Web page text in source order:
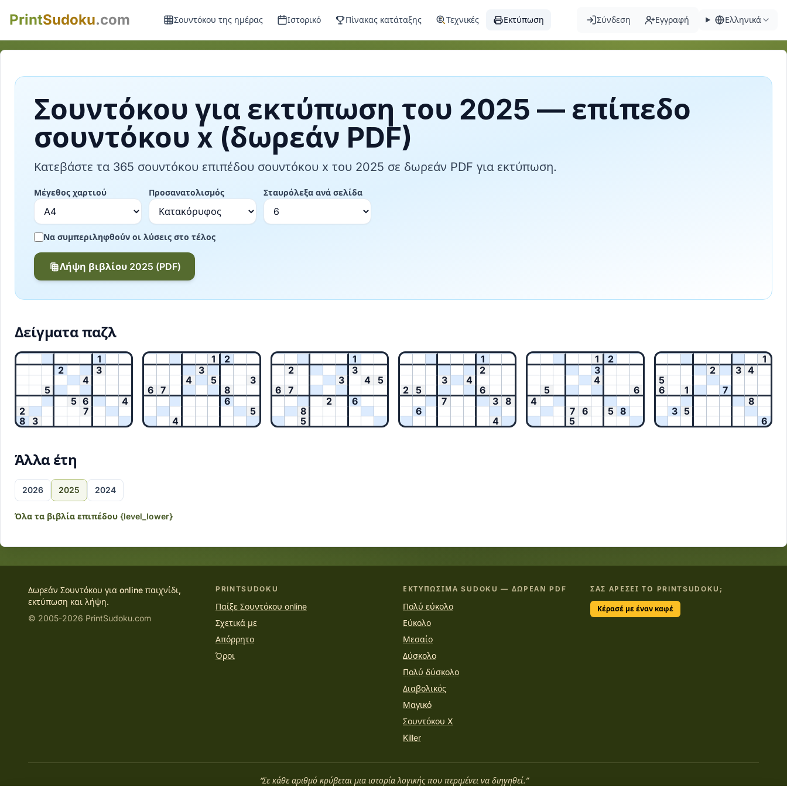
PrintSudoku.com Σουντόκου της ημέρας Ιστορικό Πίνακας κατάταξης Τεχνικές Εκτύπωση Σύνδεση Εγγραφή Ελληνικά
Σουντόκου για εκτύπωση του 2025 — επίπεδο
σουντόκου x (δωρεάν PDF)
Κατεβάστε τα 365 σουντόκου επιπέδου σουντόκου x του 2025 σε δωρεάν PDF για εκτύπωση.
Μέγεθος χαρτιού Προσανατολισμός Σταυρόλεξα ανά σελίδα
Να συμπεριληφθούν οι λύσεις στο τέλος
Λήψη βιβλίου 2025 (PDF)
Δείγματα παζλ
1
2
3
4
5
5 6
4
2
7
8
3
1
2
3
4
5
3
6
7
8
6
5
4
1
2
3
3
4
5
6
7
2
6
8
5
1
2
3
4
2
5
6
7
3
8
6
4
1
2
3
4
5
6
4
7
6 5 8
5
1
2
3 4
5
6
1
7
8
3 5
6
Άλλα έτη
2026 2025 2024
Όλα τα βιβλία επιπέδου {level_lower}
Δωρεάν Σουντόκου για online παιχνίδι,
εκτύπωση και λήψη.
© 2005-2026 PrintSudoku.com
PRINTSUDOKU
Παίξε Σουντόκου online
Σχετικά με
Απόρρητο
Όροι
ΕΚΤΥΠΏΣΙΜΑ SUDOKU — ΔΩΡΕΆΝ PDF
Πολύ εύκολο
Εύκολο
Μεσαίο
Δύσκολο
Πολύ δύσκολο
Διαβολικός
Μαγικό
Σουντόκου X
Killer
ΣΑΣ ΑΡΈΣΕΙ ΤΟ PRINTSUDOKU;
Κέρασέ με έναν καφέ
“Σε κάθε αριθμό κρύβεται μια ιστορία λογικής που περιμένει να διηγηθεί.”